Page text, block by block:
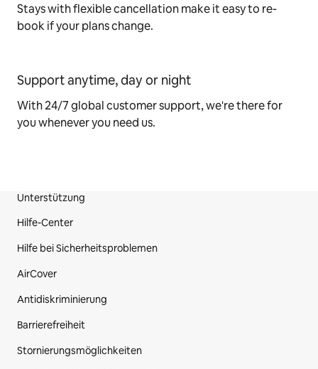
Stays with flexible cancellation make it easy to re-
book if your plans change.
Support anytime, day or night
With 24/7 global customer support, we're there for
you whenever you need us.
Fußzeile der Website
Unterstützung
Hilfe-Center
Hilfe bei Sicherheitsproblemen
AirCover
Antidiskriminierung
Barrierefreiheit
Stornierungsmöglichkeiten